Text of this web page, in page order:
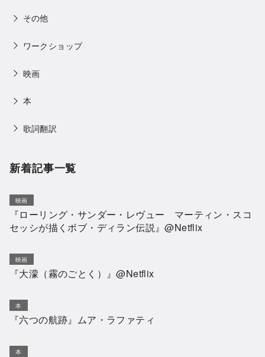
その他
ワークショップ
映画
本
歌詞翻訳
新着記事一覧
映画
『ローリング・サンダー・レヴュー マーティン・スコ
セッシが描くボブ・ディラン伝説』@Netflix
映画
『大濛（霧のごとく）』@Netflix
本
『六つの航跡』ムア・ラファティ
本